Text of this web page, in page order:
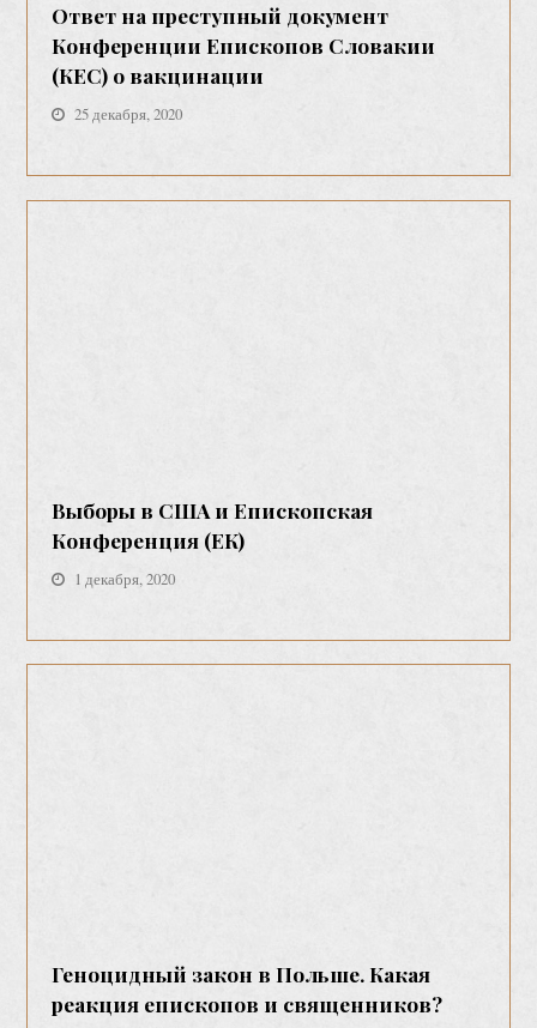
Ответ на преступный документ
Конференции Епископов Словакии
(КЕС) о вакцинации
25 декабря, 2020
Выборы в США и Епископская
Конференция (ЕК)
1 декабря, 2020
Геноцидный закон в Польше. Какая
реакция епископов и священников?